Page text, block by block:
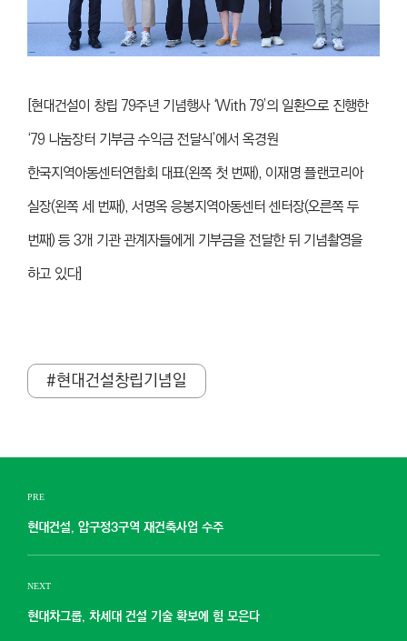
[현대건설이 창립 79주년 기념행사 ‘With 79’의 일환으로 진행한
‘79 나눔장터 기부금 수익금 전달식’에서 옥경원
한국지역아동센터연합회 대표(왼쪽 첫 번째), 이재명 플랜코리아
실장(왼쪽 세 번째), 서명옥 응봉지역아동센터 센터장(오른쪽 두
번째) 등 3개 기관 관계자들에게 기부금을 전달한 뒤 기념촬영을
하고 있다]
#현대건설창립기념일
PRE
현대건설, 압구정3구역 재건축사업 수주
NEXT
현대차그룹, 차세대 건설 기술 확보에 힘 모은다